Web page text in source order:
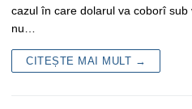
cazul în care dolarul va coborî
nu…
CITEȘTE MAI MULT →